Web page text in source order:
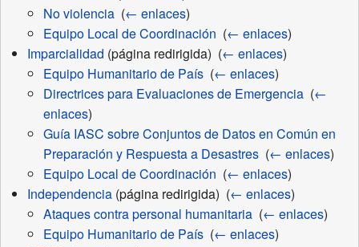
No violencia‎ (← enlaces)
Equipo Local de Coordinación (← enlaces)
Imparcialidad (página redirigida) ‎ (← enlaces)
Equipo Humanitario de País‎ (← enlaces)
Directrices para Evaluaciones de Emergencia‎ (←
enlaces)
Guía IASC sobre Conjuntos de Datos en Común en
Preparación y Respuesta a Desastres‎ (← enlaces)
Equipo Local de Coordinación (← enlaces)
Independencia(página redirigida) ‎ (← enlaces)
Ataques contra personal humanitaria‎ (← enlaces)
Equipo Humanitario de País‎ (← enlaces)